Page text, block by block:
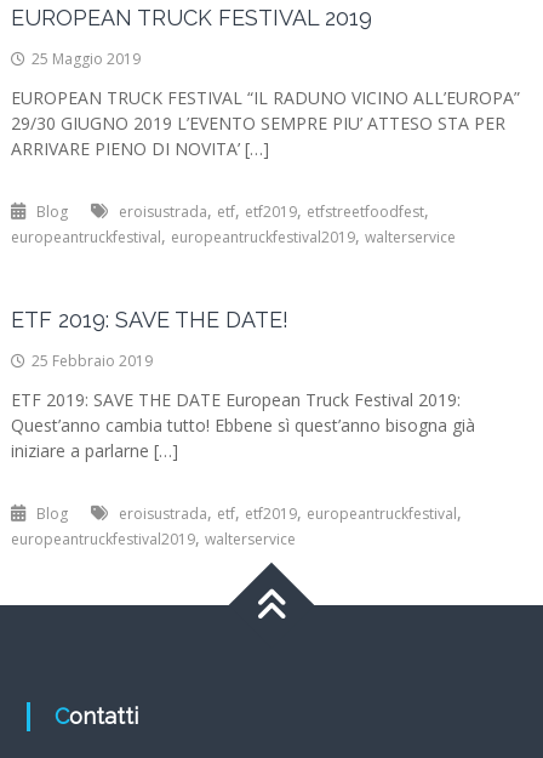
EUROPEAN TRUCK FESTIVAL 2019
25 Maggio 2019
EUROPEAN TRUCK FESTIVAL “IL RADUNO VICINO ALL’EUROPA”
29/30 GIUGNO 2019 L’EVENTO SEMPRE PIU’ ATTESO STA PER
ARRIVARE PIENO DI NOVITA’ […]
Blog eroisustrada, etf, etf2019, etfstreetfoodfest,
europeantruckfestival, europeantruckfestival2019, walterservice
ETF 2019: SAVE THE DATE!
25 Febbraio 2019
ETF 2019: SAVE THE DATE European Truck Festival 2019:
Quest’anno cambia tutto! Ebbene sì quest’anno bisogna già
iniziare a parlarne […]
Blog eroisustrada, etf, etf2019, europeantruckfestival,
europeantruckfestival2019, walterservice
Contatti